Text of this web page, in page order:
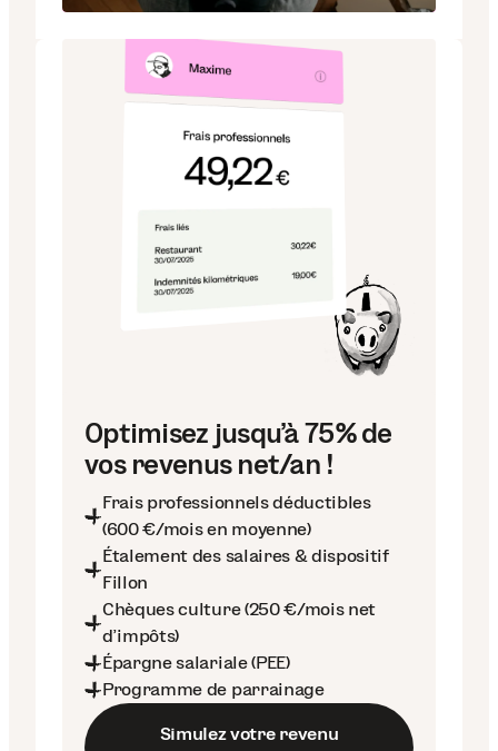
Optimisez jusqu’à 75% de
vos revenus net/an !
Frais professionnels déductibles
(600 €/mois en moyenne)
Étalement des salaires & dispositif
Fillon
Chèques culture (250 €/mois net
d’impôts)
Épargne salariale (PEE)
Programme de parrainage
Simulez votre revenu